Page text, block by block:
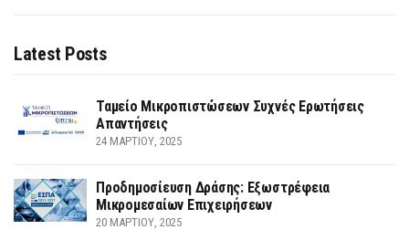
Latest Posts
Ταμείο Μικροπιστώσεων Συχνές Ερωτήσεις
Απαντήσεις
24 ΜΑΡΤΊΟΥ, 2025
Προδημοσίευση Δράσης: Εξωστρέφεια
Μικρομεσαίων Επιχειρήσεων
20 ΜΑΡΤΊΟΥ, 2025